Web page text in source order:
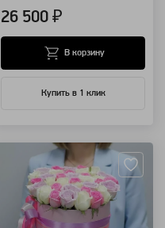
26 500 ₽
Купить в 1 клик
В корзину